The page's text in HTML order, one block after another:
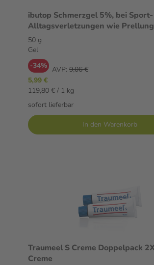
ibutop Schmerzgel 5%, bei
Alltagsverletzungen wie
Verstauchungen oder Zerrungen
50 g
Gel
-34% AVP: 9,06 €
5,99 €
119,80 € / 1 kg
sofort lieferbar
In den Warenkorb
Traumeel S Creme Doppelpack 2X100 g
Creme